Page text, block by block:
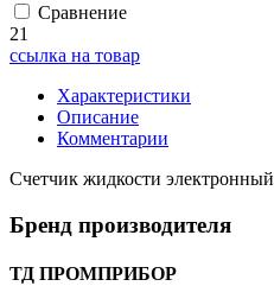
Сравнение
21
ссылка на товар
Характеристики
Описание
Комментарии
Счетчик жидкости электронный
Бренд производителя
ТД ПРОМПРИБОР